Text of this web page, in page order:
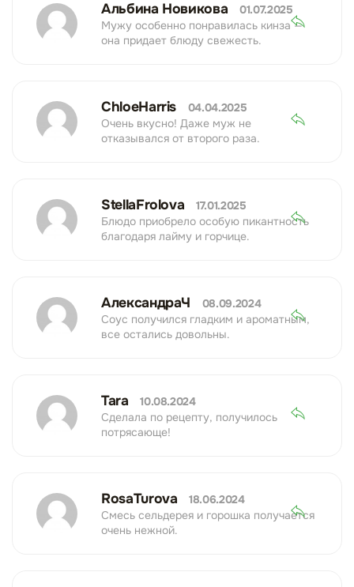
Альбина Новикова
01.07.2025
Мужу особенно понравилась кинза —
она придает блюду свежесть.
ChloeHarris
04.04.2025
Очень вкусно! Даже муж не
отказывался от второго раза.
StellaFrolova
17.01.2025
Блюдо приобрело особую пикантность
благодаря лайму и горчице.
АлександраЧ
08.09.2024
Соус получился гладким и ароматным,
все остались довольны.
Tara
10.08.2024
Сделала по рецепту, получилось
потрясающе!
RosaTurova
18.06.2024
Смесь сельдерея и горошка получается
очень нежной.